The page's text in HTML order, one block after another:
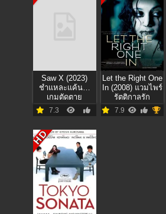
Saw X (2023)
ชำแหละแค้น…
เกมตัดตาย
7.3
Let the Right One
In (2008) แวมไพร์
รัตติกาลรัก
7.9
HD